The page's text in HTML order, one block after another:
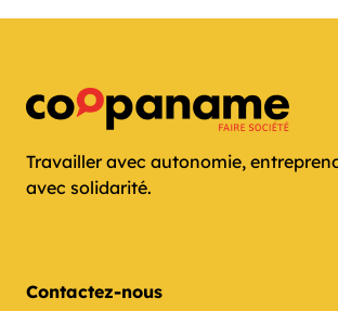
Travailler avec autonomie,
avec solidarité.
Contactez-nous